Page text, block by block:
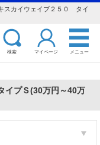
スカイウェイブ２５０ タイ
検索 マイページ メニュー
イプＳ(30万円～40万